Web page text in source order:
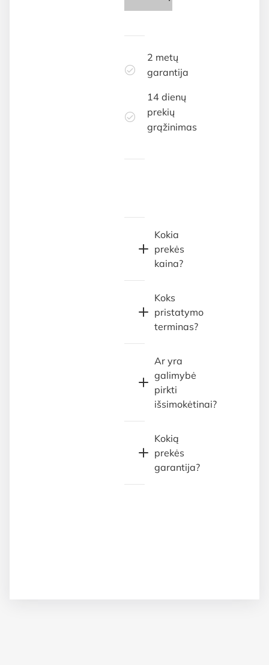
2 metų
garantija
14 dienų
prekių
grąžinimas
Kokia
prekės
kaina?
Koks
pristatymo
terminas?
Ar yra
galimybė
pirkti
išsimokėtinai?
Kokią
prekės
garantija?